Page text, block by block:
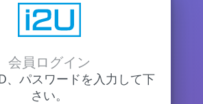
会員ログイン
、パスワードを入力して下
さい。